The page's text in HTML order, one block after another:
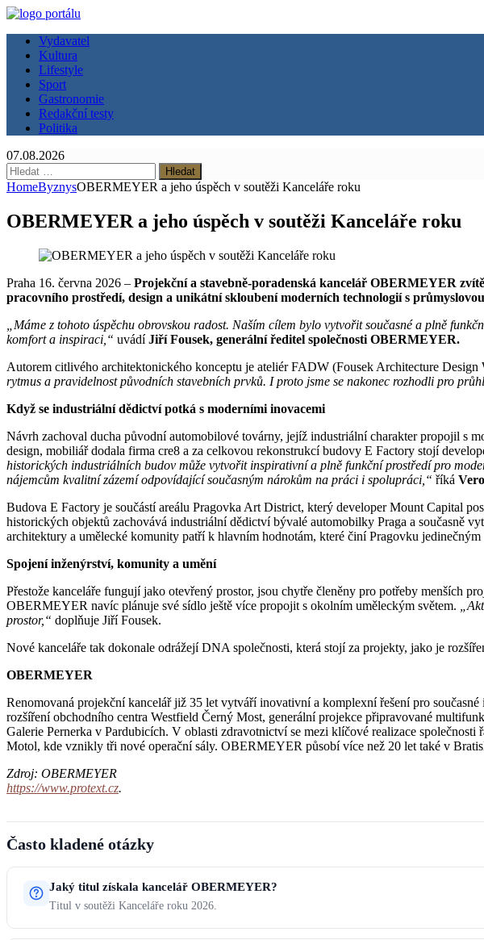
Vydavatel
Kultura
Lifestyle
Sport
Gastronomie
Redakční testy
Politika
07.08.2026
Vyhledávání
HomeByznysOBERMEYER a jeho úspěch v soutěži Kanceláře roku
OBERMEYER a jeho úspěch v soutěži Kanceláře roku
Praha 16. června 2026 – Projekční a stavebně-poradenská kancelář OBERMEYER
pracovního prostředí, design a unikátní skloubení moderních technologií s
„Máme z tohoto úspěchu obrovskou radost. Naším cílem bylo vytvořit současné a plně
komfort a inspiraci,“ uvádíJiří Fousek, generální ředitel společnosti OBERMEYER.
Autorem citlivého architektonického konceptu je ateliér FADW (Fousek Architecture Design
rytmus a pravidelnost původních stavebních prvků. I proto jsme se nakonec rozhodli pro
Když se industriální dědictví potká s moderními inovacemi
Návrh zachoval ducha původní automobilové továrny, jejíž industriální charakter propojil s
design, mobiliář dodala firma cre8 a za celkovou rekonstrukcí budovy E Factory stojí
historických industriálních budov může vytvořit inspirativní a plně funkční prostředí pro
nájemcům kvalitní zázemí odpovídající současným nárokům na práci i spolupráci,“ říká
Budova E Factory je součástí areálu Pragovka Art District, který developer Mount Capital
historických objektů zachovává industriální dědictví bývalé automobilky Praga a současně
architektury a umělecké komunity patří k hlavním hodnotám, které činí Pragovku jedinečným
Spojení inženýrství, komunity a umění
Přestože kanceláře fungují jako otevřený prostor, jsou chytře členěny pro potřeby menších
OBERMEYER navíc plánuje své sídlo ještě více propojit s okolním uměleckým světem.
prostor,“ doplňuje Jiří Fousek.
Nové kanceláře tak dokonale odrážejí DNA společnosti, která stojí za projekty, jako je
OBERMEYER
Renomovaná projekční kancelář již 35 let vytváří inovativní a komplexní řešení pro
rozšíření obchodního centra Westfield Černý Most, generální projekce připravované
Galerie Pernerka v Pardubicích. V oblasti zdravotnictví se mezi klíčové realizace
Motol, kde vznikly tři nové operační sály. OBERMEYER působí více než 20 let také v
Zdroj: OBERMEYER
https://www.protext.cz.
Často kladené otázky
Jaký titul získala kancelář OBERMEYER?
Titul v soutěži Kanceláře roku 2026.